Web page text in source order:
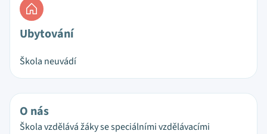
Ubytování
Škola neuvádí
O nás
Škola vzdělává žáky se speciálními vzdělávacími